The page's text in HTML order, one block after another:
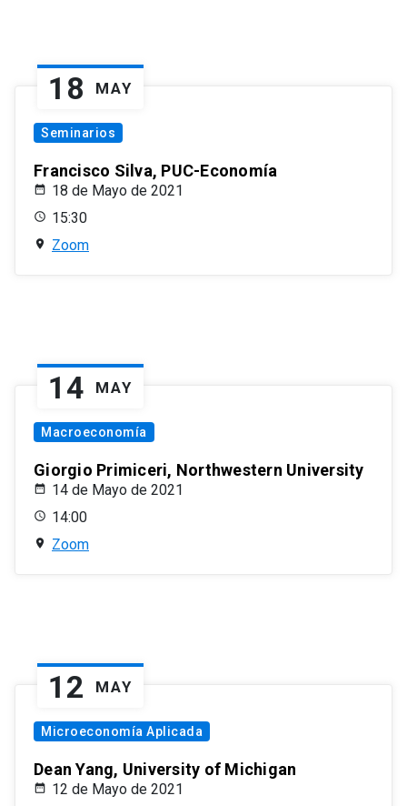
18 MAY
Seminarios
Francisco Silva, PUC-Economía
18 de Mayo de 2021
15:30
Zoom
14 MAY
Macroeconomía
Giorgio Primiceri, Northwestern University
14 de Mayo de 2021
14:00
Zoom
12 MAY
Microeconomía Aplicada
Dean Yang, University of Michigan
12 de Mayo de 2021